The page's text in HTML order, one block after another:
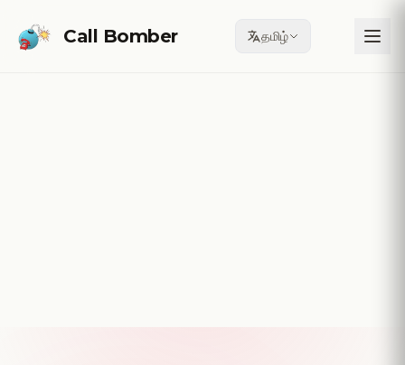
Call Bomber தமிழ்